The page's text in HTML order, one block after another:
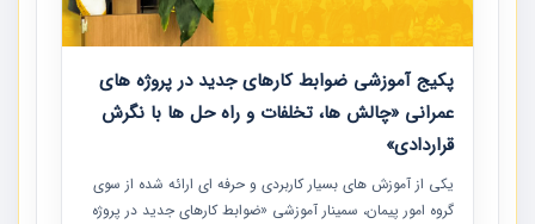
پکیج آموزشی ضوابط کارهای جدید در پروژه های
عمرانی «چالش ها، تخلفات و راه حل ها با نگرش
قراردادی»
یکی از آموزش‏‏‏‏‏‏ های بسیار کاربردی و حرفه‏ ای ارائه شده از سوی
گروه امور پیمان، سمینار آموزشی «ضوابط کارهای جدید در پروژه